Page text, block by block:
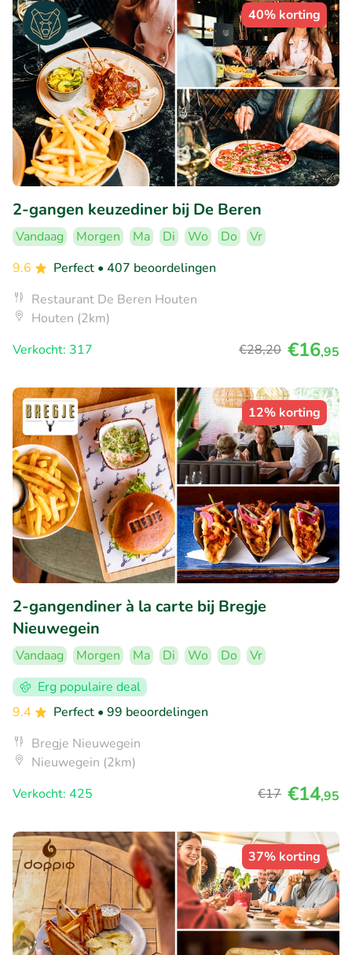
40% korting
2-gangen keuzediner bij De Beren
Vandaag Morgen Ma Di Wo Do
Vr
9.6
Perfect • 407 beoordelingen
Restaurant De Beren Houten
Houten (2km)
Verkocht: 317
€28,20 €16,95
12% korting
2-gangendiner à la carte bij Bregje
Nieuwegein
Vandaag Morgen Ma Di Wo Do
Vr
Erg populaire deal
9.4
Perfect • 99 beoordelingen
Bregje Nieuwegein
Nieuwegein (2km)
Verkocht: 425
€17 €14,95
37% korting